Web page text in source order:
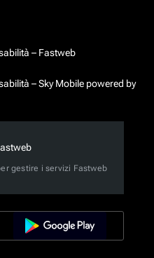
– Fastweb
– Sky Mobile powered by
gestire i servizi Fastweb